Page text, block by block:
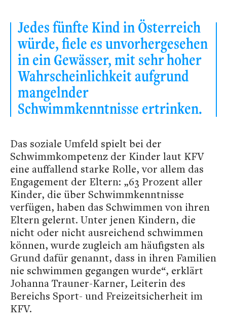
Jedes fünfte Kind in Österreich
würde, fiele es unvorhergesehen
in ein Gewässer, mit sehr hoher
Wahrscheinlichkeit aufgrund
mangelnder
Schwimmkenntnisse ertrinken.
Das soziale Umfeld spielt bei der
Schwimmkompetenz der Kinder laut KFV
eine auffallend starke Rolle, vor allem das
Engagement der Eltern: „63 Prozent aller
Kinder, die über Schwimmkenntnisse
verfügen, haben das Schwimmen von ihren
Eltern gelernt. Unter jenen Kindern, die
nicht oder nicht ausreichend schwimmen
können, wurde zugleich am häufigsten als
Grund dafür genannt, dass in ihren Familien
nie schwimmen gegangen wurde“, erklärt
Johanna Trauner-Karner, Leiterin des
Bereichs Sport- und Freizeitsicherheit im
KFV.